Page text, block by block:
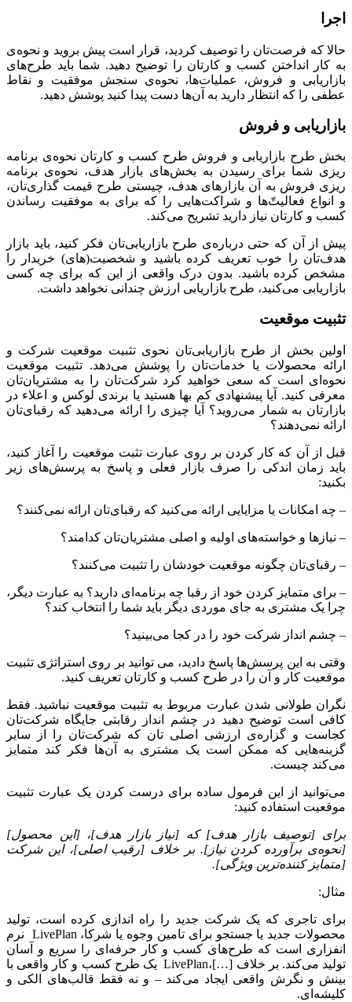
اجرا
حالا که فرصت‌تان را توصیف کردید، قرار است پیش بروید و نحوه‌ی
به کار انداختن کسب و کارتان را توضیح دهید. شما باید طرح‌های
بازاریابی و فروش، عملیات‌ها، نحوه‌ی سنجش موفقیت و نقاط
عطفی را که انتظار دارید به آن‌ها دست پیدا کنید پوشش دهید.
بازاریابی و فروش
بخش طرح بازاریابی و فروش طرح کسب و کارتان نحوه‌ی برنامه
ریزی شما برای رسیدن به بخش‌های بازار هدف، نحوه‌ی برنامه
ریزی فروش به آن بازارهای هدف، چیستی طرح قیمت گذاری‌تان،
و انواع فعالیت‌ّها و شراکت‌هایی را که برای به موفقیت رساندن
کسب و کارتان نیاز دارید تشریح می‌کند.
پیش از آن که حتی درباره‌ی طرح بازاریابی‌تان فکر کنید، باید بازار
هدف‌تان را خوب تعریف کرده باشید و شخصیت(های) خریدار را
مشخص کرده باشید. بدون درک واقعی از این که برای چه کسی
بازاریابی می‌کنید، طرح بازاریابی ارزش چندانی نخواهد داشت.
تثبیت موقعیت
اولین بخش از طرح بازاریابی‌تان نحوی تثبیت موقعیت شرکت و
ارائه محصولات یا خدمات‌تان را پوشش می‌دهد. تثبیت موقعیت
نحوه‌ای است که سعی خواهید کرد شرکت‌تان را به مشتریان‌تان
معرفی کنید. آیا پیشنهادی کم بها هستید یا برندی لوکس و اعلاء در
بازارتان به شمار می‌روید؟ آیا چیزی را ارائه می‌دهید که رقبای‌تان
ارائه نمی‌دهند؟
قبل از آن که کار کردن بر روی عبارت تثبت موقعیت را آغاز کنید،
باید زمان اندکی را صرف بازار فعلی و پاسخ به پرسش‌های زیر
بکنید:
– چه امکانات یا مزایایی ارائه می‌کنید که رقبای‌تان ارائه نمی‌کنند؟
– نیازها و خواسته‌های اولیه و اصلی مشتریان‌تان کدامند؟
– رقبای‌تان چگونه موقعیت خودشان را تثبیت می‌کنند؟
– برای متمایز کردن خود از رقبا چه برنامه‌ای دارید؟ به عبارت دیگر،
چرا یک مشتری به جای موردی دیگر باید شما را انتخاب کند؟
– چشم انداز شرکت خود را در کجا می‌بینید؟
وقتی به این پرسش‌ها پاسخ دادید، می توانید بر روی استراتژی تثبیت
موقعیت کار و آن را در طرح کسب و کارتان تعریف کنید.
نگران طولانی شدن عبارت مربوط به تثبیت موقعیت نباشید. فقط
کافی است توضیح دهید در چشم انداز رقابتی جایگاه شرکت‌تان
کجاست و گزاره‌ی ارزشی اصلی تان که شرکت‌تان را از سایر
گزینه‌هایی که ممکن است یک مشتری به آن‌ها فکر کند متمایز
می‌کند چیست.
می‌توانید از این فرمول ساده برای درست کردن یک عبارت تثبیت
موقعیت استفاده کنید:
برای [توصیف بازار هدف] که [نیاز بازار هدف]، [این محصول]
[نحوه‌ی برآورده کردن نیاز]. بر خلاف [رقیب اصلی]، این شرکت
[متمایز کننده‌ترین ویژگی].
مثال:
برای تاجری که یک شرکت جدید را راه اندازی کرده است، تولید
محصولات جدید یا جستجو برای تامین وجوه یا شرکا، LivePlan نرم
انفزاری است که طرح‌های کسب و کار حرفه‌ای را سریع و آسان
تولید می‌کند. بر خلاف […]،LivePlan یک طرح کسب و کار واقعی با
بینش و نگرش واقعی ایجاد می‌کند – و نه فقط قالب‌های الکی و
کلیشه‌ای.